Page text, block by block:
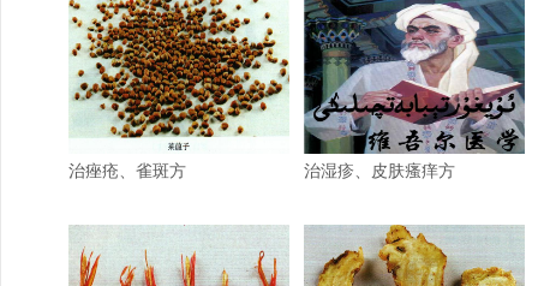
治痤疮、雀斑方 治湿疹、皮肤瘙痒方